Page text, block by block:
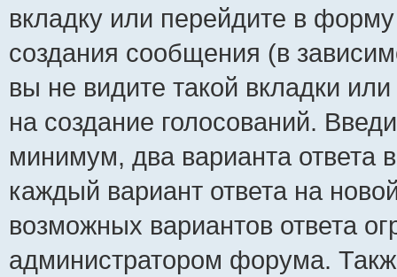
вкладку или перейдите в
создания сообщения (в
вы не видите такой вкладки
на создание голосований.
минимум, два варианта ответа
каждый вариант ответа на
возможных вариантов ответа
администратором форума.